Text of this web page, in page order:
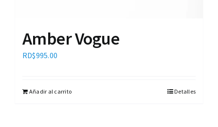
Amber Vogue
RD$995.00
Añadir al carrito Detalles